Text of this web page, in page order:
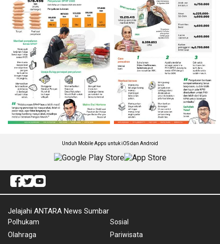
Unduh Mobile Apps untuk iOS dan Android
Jelajahi ANTARA News Sumbar
Polhukam
Olahraga
Sosial
Pariwisata